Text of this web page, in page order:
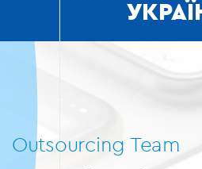
Outsourcing Team